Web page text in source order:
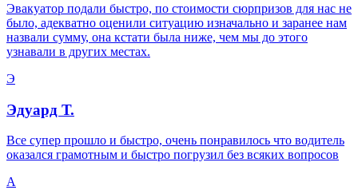
Эвакуатор подали быстро, по стоимости сюрпризов для нас не
было, адекватно оценили ситуацию изначально и заранее нам
назвали сумму, она кстати была ниже, чем мы до этого
узнавали в других местах.
Э
Эдуард Т.
Все супер прошло и быстро, очень понравилось что водитель
оказался грамотным и быстро погрузил без всяких вопросов
А